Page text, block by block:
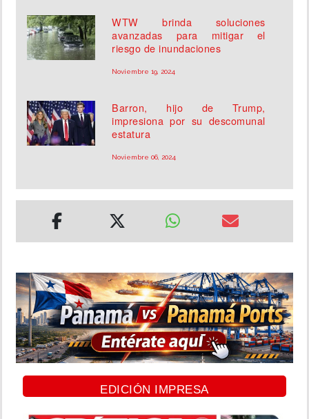
WTW brinda soluciones
avanzadas para mitigar el
riesgo de inundaciones
Noviembre 19, 2024
Barron, hijo de Trump,
impresiona por su descomunal
estatura
Noviembre 06, 2024
EDICIÓN IMPRESA